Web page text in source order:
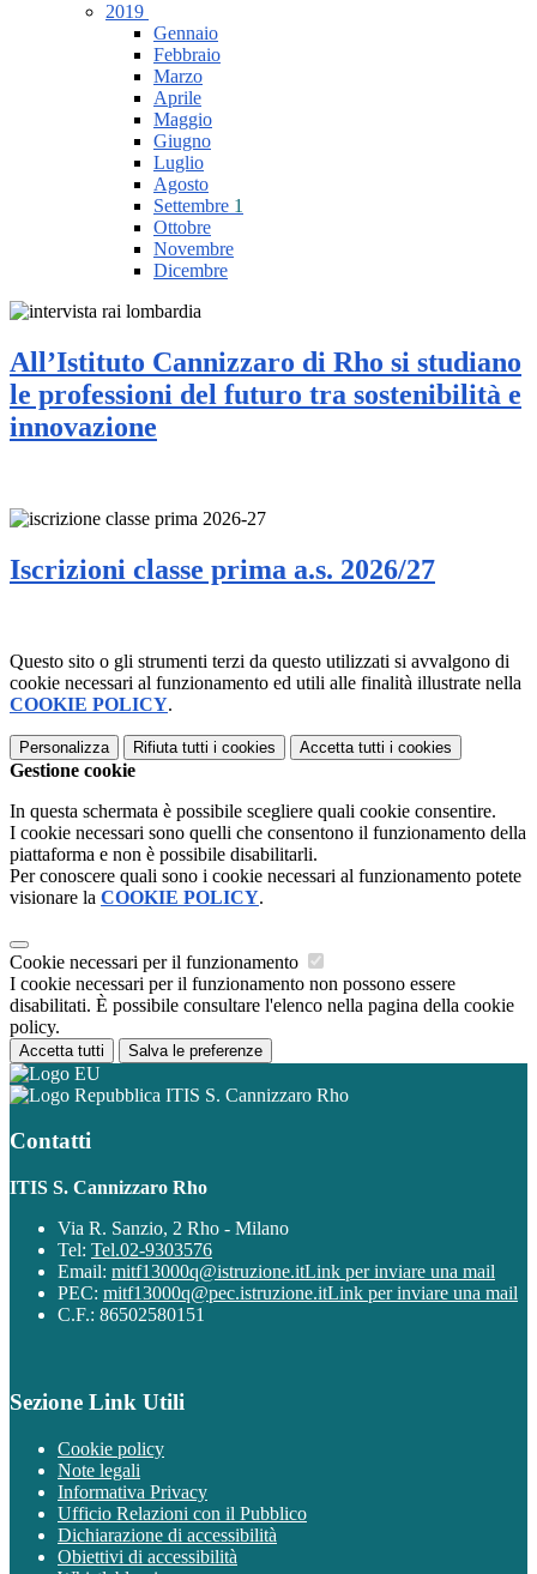
2019
Gennaio
Febbraio
Marzo
Aprile
Maggio
Giugno
Luglio
Agosto
Settembre 1
Ottobre
Novembre
Dicembre
All’Istituto Cannizzaro di Rho si studiano
le professioni del futuro tra sostenibilità e
innovazione
Iscrizioni classe prima a.s. 2026/27
Questo sito o gli strumenti terzi da questo utilizzati si avvalgono di
cookie necessari al funzionamento ed utili alle finalità illustrate nella
COOKIE POLICY.
Personalizza Rifiuta tutti i cookies Accetta tutti i cookies
Gestione cookie
In questa schermata è possibile scegliere quali cookie consentire.
I cookie necessari sono quelli che consentono il funzionamento della
piattaforma e non è possibile disabilitarli.
Per conoscere quali sono i cookie necessari al funzionamento potete
visionare la COOKIE POLICY.
Cookie necessari per il funzionamento
I cookie necessari per il funzionamento non possono essere
disabilitati. È possibile consultare l'elenco nella pagina della cookie
policy.
Accetta tutti Salva le preferenze
ITIS S. Cannizzaro Rho
Contatti
ITIS S. Cannizzaro Rho
Via R. Sanzio, 2 Rho - Milano
Tel: Tel.02-9303576
Email: mitf13000q@istruzione.itLink per inviare una mail
PEC: mitf13000q@pec.istruzione.itLink per inviare una mail
C.F.: 86502580151
Sezione Link Utili
Cookie policy
Note legali
Informativa Privacy
Ufficio Relazioni con il Pubblico
Dichiarazione di accessibilità
Obiettivi di accessibilità